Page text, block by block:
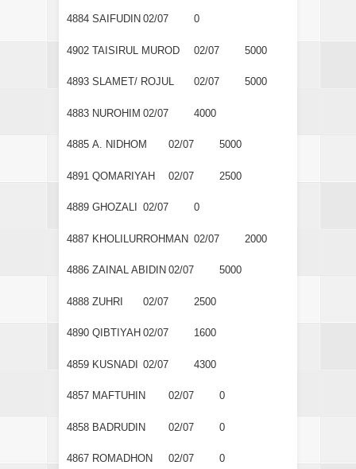
4884 SAIFUDIN 02/07 0
4902 TAISIRUL MUROD 02/07 5000
4893 SLAMET/ ROJUL 02/07 5000
4883 NUROHIM 02/07 4000
4885 A. NIDHOM 02/07 5000
4891 QOMARIYAH 02/07 2500
4889 GHOZALI 02/07 0
4887 KHOLILURROHMAN 02/07 2000
4886 ZAINAL ABIDIN 02/07 5000
4888 ZUHRI 02/07 2500
4890 QIBTIYAH 02/07 1600
4859 KUSNADI 02/07 4300
4857 MAFTUHIN 02/07 0
4858 BADRUDIN 02/07 0
4867 ROMADHON 02/07 0